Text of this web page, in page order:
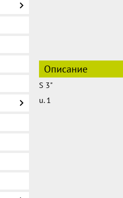
Описание
S 3"
u. 1